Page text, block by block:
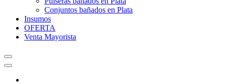
Conjuntos bañados en Plata
Insumos
OFERTA
Venta Mayorista